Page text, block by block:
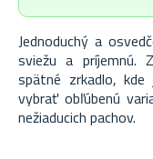
Jednoduchý a
sviežu a príjemnú.
spätné zrkadlo,
vybrať obľúbenú
nežiaducich pachov.